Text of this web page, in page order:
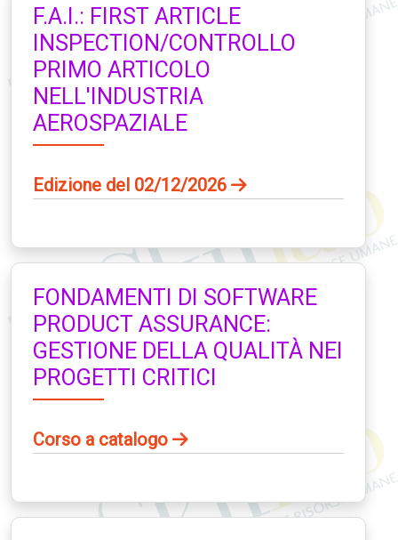
F.A.I.: FIRST ARTICLE
INSPECTION/CONTROLLO
PRIMO ARTICOLO
NELL'INDUSTRIA
AEROSPAZIALE
Edizione del 02/12/2026
FONDAMENTI DI SOFTWARE
PRODUCT ASSURANCE:
GESTIONE DELLA QUALITÀ NEI
PROGETTI CRITICI
Corso a catalogo